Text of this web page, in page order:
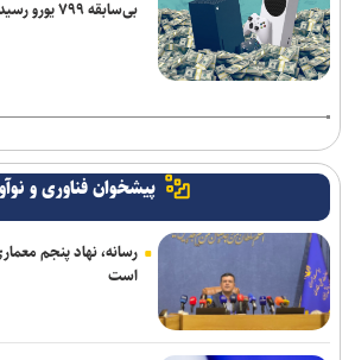
بی‌سابقه ۷۹۹ یورو رسید
پیشخوان فناوری و
رسانه، نهاد پنجم
است